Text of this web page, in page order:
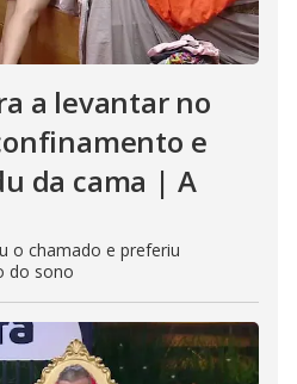
a levantar no
e
da cama | A
o chamado e preferiu
do sono